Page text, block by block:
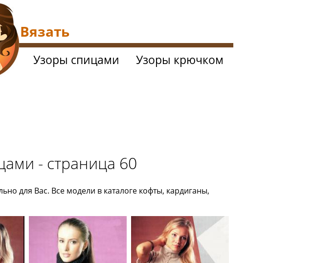
- страница 60
для Вас. Все модели в каталоге кофты, кардиганы,
Узоры спицами Узоры крючком